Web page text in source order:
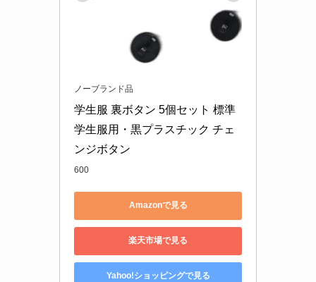
ノーブランド品
学生服 裏ボタン 5個セット 標準
学生服用・黒プラスチック チェ
ンジボタン
600
Amazonで見る
楽天市場で見る
Yahoo!ショッピングで見る